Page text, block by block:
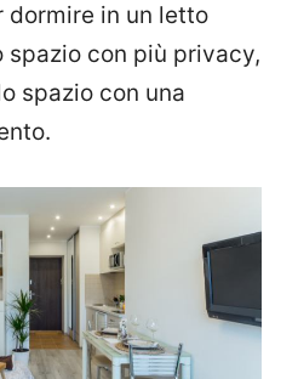
dormire in un letto
spazio con più privacy,
spazio con una